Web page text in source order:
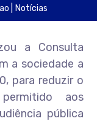
Notícias
a Consulta
a sociedade a
para reduzir o
aos
pública